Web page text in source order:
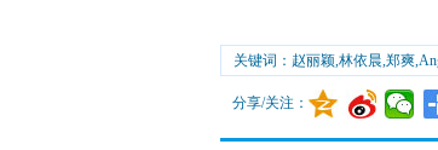
关键词：赵丽颖,林依晨,郑爽
分享/关注：